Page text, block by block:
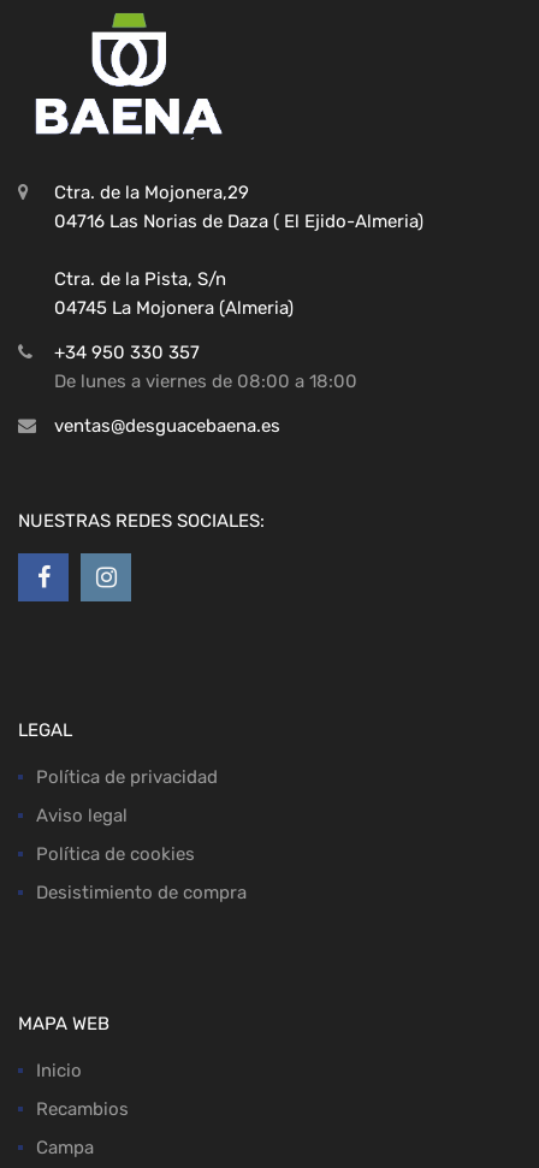
Ctra. de la Mojonera,29
04716 Las Norias de Daza ( El Ejido-Almeria)
Ctra. de la Pista, S/n
04745 La Mojonera (Almeria)
+34 950 330 357
De lunes a viernes de 08:00 a 18:00
ventas@desguacebaena.es
NUESTRAS REDES SOCIALES:
LEGAL
Política de privacidad
Aviso legal
Política de cookies
Desistimiento de compra
MAPA WEB
Inicio
Recambios
Campa